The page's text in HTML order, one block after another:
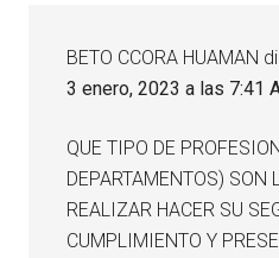
BETO CCORA HUAMAN
3 enero, 2023 a las 7:41
QUE TIPO DE
DEPARTAMENTOS) SON
REALIZAR HACER SU
CUMPLIMIENTO Y